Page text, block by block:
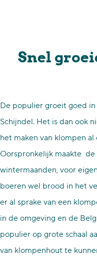
Snel
De populier groeit goed
Schijndel. Het is dan ook
het maken van klompen
Oorspronkelijk maakte
wintermaanden, voor
boeren wel brood in het
er al sprake van een
in de omgeving en de
populier op grote schaal
van klompenhout te